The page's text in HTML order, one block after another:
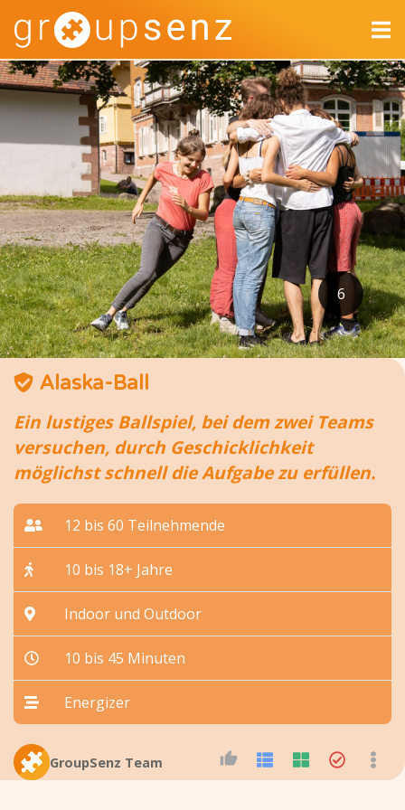
6
Alaska-Ball
Ein lustiges Ballspiel, bei dem zwei Teams
versuchen, durch Geschicklichkeit
möglichst schnell die Aufgabe zu erfüllen.
12 bis 60 Teilnehmende
10 bis 18+ Jahre
Indoor und Outdoor
10 bis 45 Minuten
Energizer
GroupSenz Team